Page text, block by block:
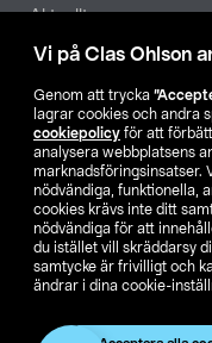
Vi på Clas Ohlson
Genom att trycka
lagrar cookies och andra
cookiepolicy för att
analysera webbplatsens
marknadsföringsinsatser.
nödvändiga, funktionella,
cookies krävs inte ditt
nödvändiga för att
du istället vill skräddarsy
samtycke är frivilligt och
ändrar i dina cookie-
Aktuellt